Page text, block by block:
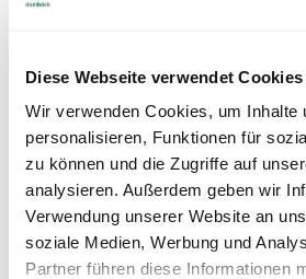
Diese Webseite verwendet Cookies
Wir verwenden Cookies, um Inhalte
personalisieren, Funktionen für
zu können und die Zugriffe auf
analysieren. Außerdem geben wir
Verwendung unserer Website an
soziale Medien, Werbung und
Partner führen diese Informationen
EXHIBITOR Magazine's
EXHIBIT DESIGN AWARD
Das EXHIBITOR Magazine
Doka-Messestand auf der
dem Silver Award in der
Deck Exhibit" aus.